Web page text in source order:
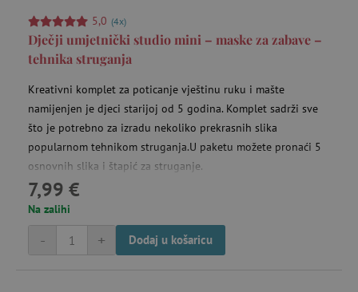
5,0 (4x)
Dječji umjetnički studio mini – maske za zabave –
tehnika struganja
Kreativni komplet za poticanje vještinu ruku i mašte
namijenjen je djeci starijoj od 5 godina. Komplet sadrži sve
što je potrebno za izradu nekoliko prekrasnih slika
popularnom tehnikom struganja.U paketu možete pronaći 5
osnovnih slika i štapić za struganje.
7,99 €
Na zalihi
+
- Dodaj u košaricu